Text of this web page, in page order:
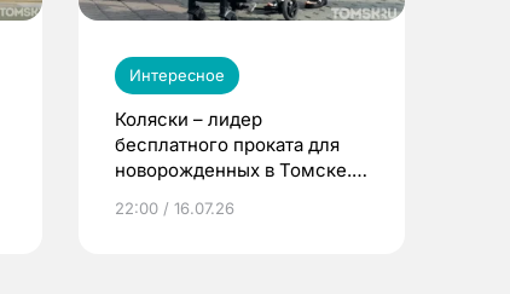
Интересное
Коляски – лидер
бесплатного проката для
новорожденных в Томске.
22:00 / 16.07.26